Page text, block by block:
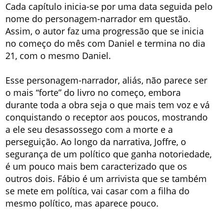
Cada capítulo inicia-se por uma data seguida pelo
nome do personagem-narrador em questão.
Assim, o autor faz uma progressão que se inicia
no começo do mês com Daniel e termina no dia
21, com o mesmo Daniel.
Esse personagem-narrador, aliás, não parece ser
o mais “forte” do livro no começo, embora
durante toda a obra seja o que mais tem voz e vá
conquistando o receptor aos poucos, mostrando
a ele seu desassossego com a morte e a
perseguição. Ao longo da narrativa, Joffre, o
segurança de um político que ganha notoriedade,
é um pouco mais bem caracterizado que os
outros dois. Fábio é um arrivista que se também
se mete em política, vai casar com a filha do
mesmo político, mas aparece pouco.